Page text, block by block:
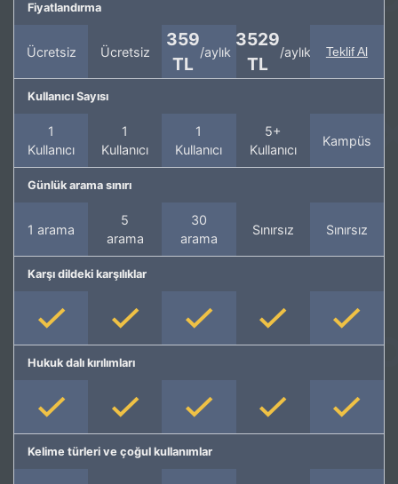
Fiyatlandırma
Ücretsiz Ücretsiz
359
TL
/aylık
3529
TL
/aylık Teklif Al
Kullanıcı Sayısı
1
Kullanıcı
1
Kullanıcı
1
Kullanıcı
5+
Kullanıcı
Kampüs
Günlük arama sınırı
1 arama
5
arama
30
arama
Sınırsız Sınırsız
Karşı dildeki karşılıklar
Hukuk dalı kırılımları
Kelime türleri ve çoğul kullanımlar